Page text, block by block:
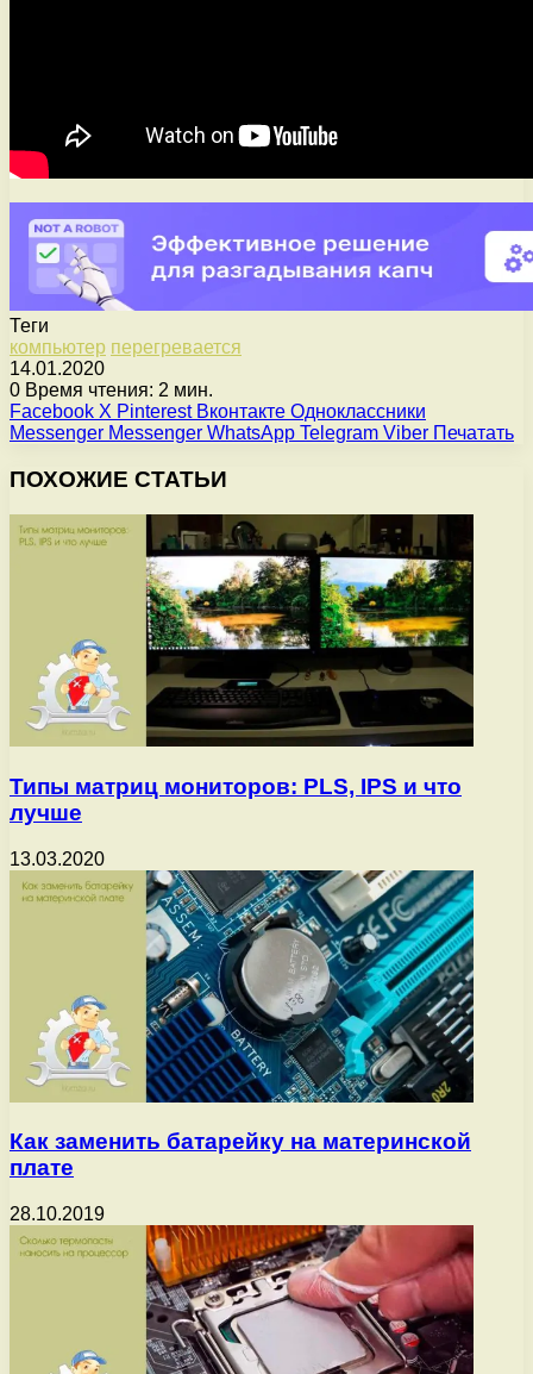
Теги
компьютер перегревается
14.01.2020
0 Время чтения: 2 мин.
Facebook X Pinterest Вконтакте Одноклассники
Messenger Messenger WhatsApp Telegram Viber Печатать
ПОХОЖИЕ СТАТЬИ
Типы матриц мониторов: PLS, IPS и что
лучше
13.03.2020
Как заменить батарейку на материнской
плате
28.10.2019